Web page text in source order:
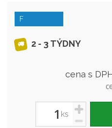
F
2 - 3 TÝDNY
cena s
ks
+
-